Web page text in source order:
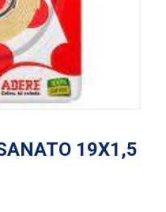
19X1,5